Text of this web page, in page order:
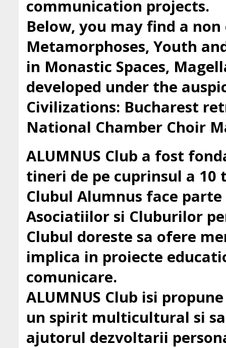
communication projects.
Below, you may find a
Metamorphoses, Youth
in Monastic Spaces,
developed under the
Civilizations: Bucharest
National Chamber Choir
ALUMNUS Club a fost
tineri de pe cuprinsul a 10
Clubul Alumnus face
Asociatiilor si Cluburilor
Clubul doreste sa ofere
implica in proiecte
comunicare.
ALUMNUS Club isi
un spirit multicultural si
ajutorul dezvoltarii